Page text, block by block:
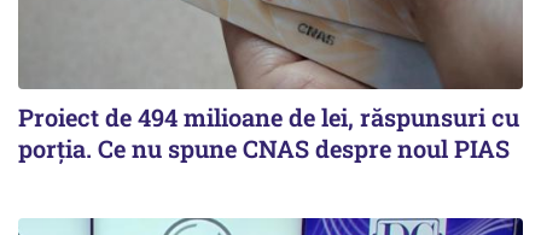
Proiect de 494 milioane de lei, răspunsuri cu
porția. Ce nu spune CNAS despre noul PIAS